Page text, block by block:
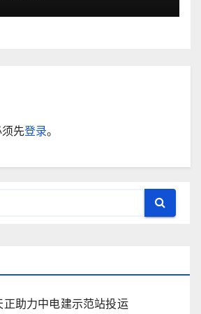
先登录。
助力中电建示范站投运